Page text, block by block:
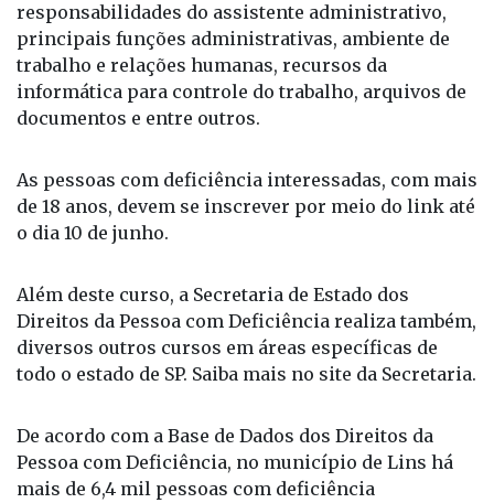
responsabilidades do assistente administrativo,
principais funções administrativas, ambiente de
trabalho e relações humanas, recursos da
informática para controle do trabalho, arquivos de
documentos e entre outros.
As pessoas com deficiência interessadas, com mais
de 18 anos, devem se inscrever por meio do link até
o dia 10 de junho.
Além deste curso, a Secretaria de Estado dos
Direitos da Pessoa com Deficiência realiza também,
diversos outros cursos em áreas específicas de
todo o estado de SP. Saiba mais no site da Secretaria.
De acordo com a Base de Dados dos Direitos da
Pessoa com Deficiência, no município de Lins há
mais de 6,4 mil pessoas com deficiência